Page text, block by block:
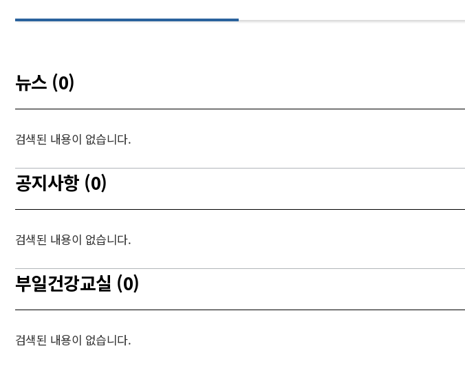
뉴스 (0)
검색된 내용이 없습니다.
공지사항 (0)
검색된 내용이 없습니다.
부일건강교실 (0)
검색된 내용이 없습니다.